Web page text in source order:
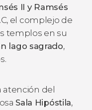
II y Ramsés
el complejo de
templos en su
lago sagrado,
atención del
Sala Hipóstila,